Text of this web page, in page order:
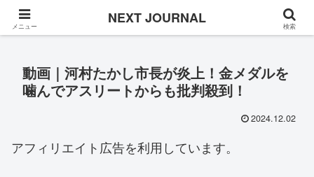
Once in a while
動画｜河村たかし市長が炎上！金メダルを
噛んでアスリートからも批判殺到！
2024.12.02
アフィリエイト広告を利用しています。
メニュー NEXT JOURNAL 検索